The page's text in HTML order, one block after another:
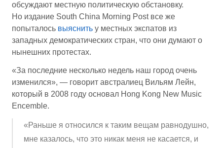
обсуждают местную политическую обстановку.
Но издание South China Morning Post все же
попыталось выяснить у местных экспатов из
западных демократических стран, что они думают о
нынешних протестах.
«За последние несколько недель наш город очень
изменился», — говорит австралиец Вильям Лейн,
который в 2008 году основал Hong Kong New Music
Encemble.
«Раньше я относился к таким вещам равнодушно,
мне казалось, что это никак меня не касается, и